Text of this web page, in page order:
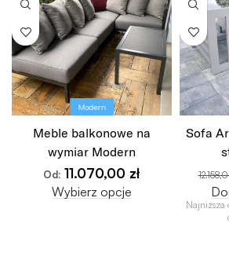
Modern
Meble balkonowe na
wymiar Modern
Od: 11.070,00 zł
Wybierz opcje
Sofa
Najniższa